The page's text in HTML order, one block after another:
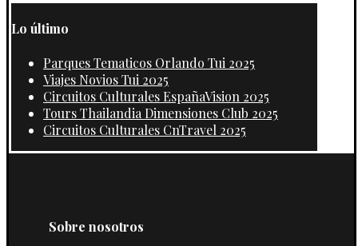
Lo último
Parques Tematicos Orlando Tui 2025
Viajes Novios Tui 2025
Circuitos Culturales EspañaVision 2025
Tours Thailandia Dimensiones Club 2025
Circuitos Culturales CnTravel 2025
Sobre nosotros